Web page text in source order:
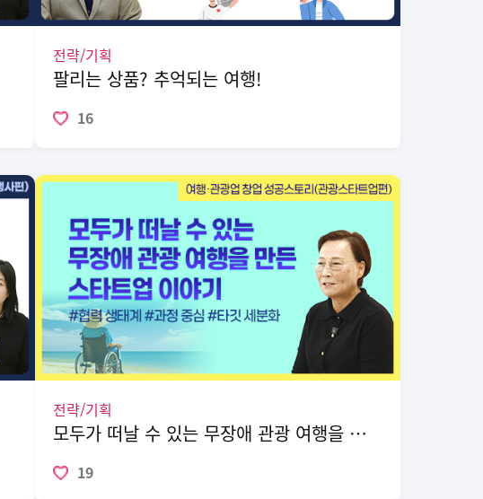
전략/기획
팔리는 상품? 추억되는 여행!
16
전략/기획
모두가 떠날 수 있는 무장애 관광 여행을 만든 스타트업 이야기
19